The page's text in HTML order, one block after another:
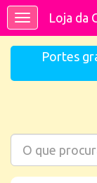
ToggleLoja da
Portes